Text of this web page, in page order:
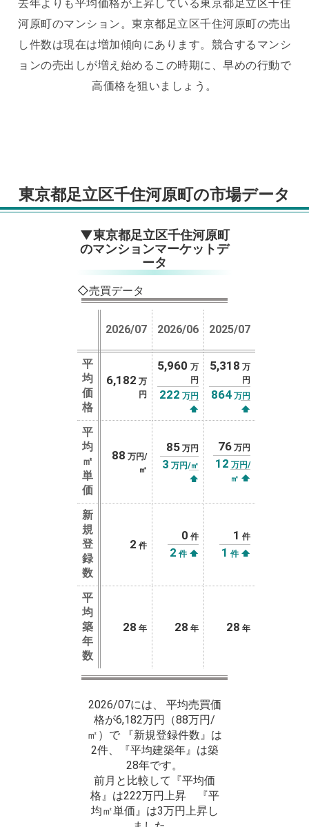
去年よりも平均価格が上昇している東京都足立区千住
河原町のマンション。 東京都足立区千住河原町の売出
し件数は現在は増加傾向にあります。 競合するマンシ
ョンの売出しが増え始めるこの時期に、早めの行動で
高価格を狙いましょう。
東京都足立区千住河原町の市場データ
▼東京都足立区千住河原町
のマンションマーケットデ
ータ
◇売買データ
2026/07 2026/06 2025/07
平
均
価
格
6,182 万
円
5,960 万
円
222 万円
⬆
5,318 万
円
864 万円
⬆
平
均
㎡
単
価
88 万円/
㎡
85 万円
3 万円/㎡
⬆
76 万円
12 万円/
㎡ ⬆
新
規
登
録
数
2 件
0 件
2 件⬆
1 件
1 件⬆
平
均
築
年
数
28 年 28 年 28 年
2026/07には、 平均売買価
格が6,182万円（88万円/
㎡）で 『新規登録件数』は
2件、『平均建築年』は築
28年です。
前月と比較して『平均価
格』は222万円上昇 『平
均㎡単価』は3万円上昇し